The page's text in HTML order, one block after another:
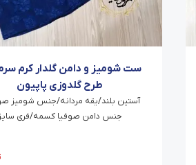
ست شومیز و دامن گلدار کرم
طرح گلدوزی پاپیون
آستین بلند/یقه مردانه/جنس شومیز
جنس دامن صوفیا کسمه/فری سایز